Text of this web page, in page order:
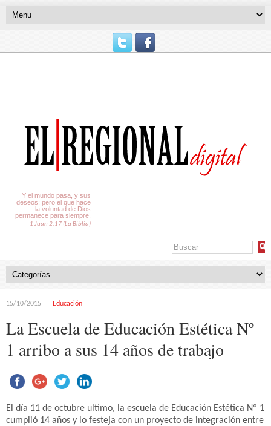
Y el mundo pasa, y sus
deseos; pero el que hace
la voluntad de Dios
permanece para siempre.
1 Juan 2:17 (La Biblia)
15/10/2015 Educación
La Escuela de Educación Estética Nº
1 arribo a sus 14 años de trabajo
El día 11 de octubre ultimo, la escuela de Educación Estética Nº 1
cumplió 14 años y lo festeja con un proyecto de integración entre